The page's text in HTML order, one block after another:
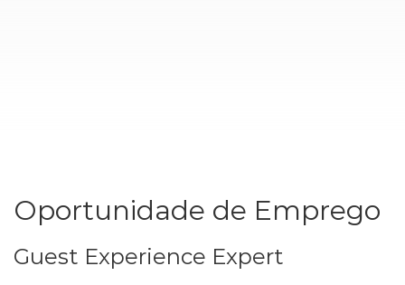
Oportunidade de Emprego
Guest Experience Expert